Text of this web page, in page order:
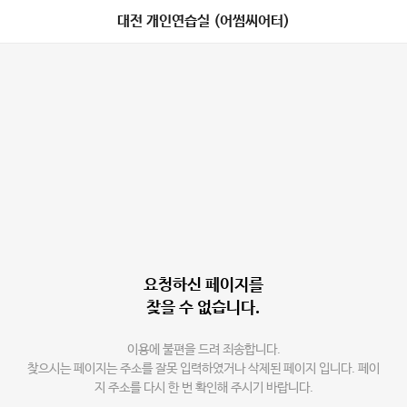
대전 개인연습실 (어썸씨어터)
요청하신 페이지를
찾을 수 없습니다.
이용에 불편을 드려 죄송합니다.
찾으시는 페이지는 주소를 잘못 입력하였거나 삭제된 페이지 입니다. 페이
지 주소를 다시 한 번 확인해 주시기 바랍니다.